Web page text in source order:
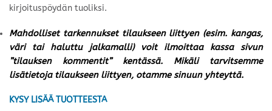
kirjoituspöydän tuoliksi.
Mahdolliset tarkennukset tilaukseen liittyen (esim. kangas,
väri tai haluttu jalkamalli) voit ilmoittaa kassa sivun
”tilauksen kommentit” kentässä. Mikäli tarvitsemme
lisätietoja tilaukseen liittyen, otamme sinuun yhteyttä.
KYSY LISÄÄ TUOTTEESTA